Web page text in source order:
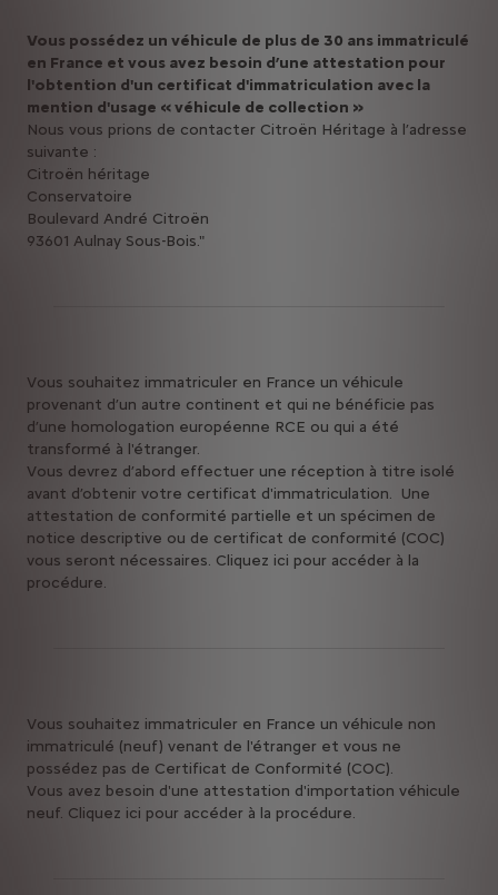
Vous possédez un véhicule de plus de 30 ans immatriculé
en France et vous avez besoin d’une attestation pour
l'obtention d'un certificat d'immatriculation avec la
mention d'usage « véhicule de collection »
Nous vous prions de contacter Citroën Héritage à l’adresse
suivante :
Citroën héritage
Conservatoire
Boulevard André Citroën
93601 Aulnay Sous-Bois."
Vous souhaitez immatriculer en France un véhicule
provenant d’un autre continent et qui ne bénéficie pas
d’une homologation européenne RCE ou qui a été
transformé à l'étranger.
Vous devrez d’abord effectuer une réception à titre isolé
avant d’obtenir votre certificat d'immatriculation. Une
attestation de conformité partielle et un spécimen de
notice descriptive ou de certificat de conformité (COC)
vous seront nécessaires. Cliquez ici pour accéder à la
procédure.
Vous souhaitez immatriculer en France un véhicule non
immatriculé (neuf) venant de l'étranger et vous ne
possédez pas de Certificat de Conformité (COC).
Vous avez besoin d'une attestation d'importation véhicule
neuf. Cliquez ici pour accéder à la procédure.